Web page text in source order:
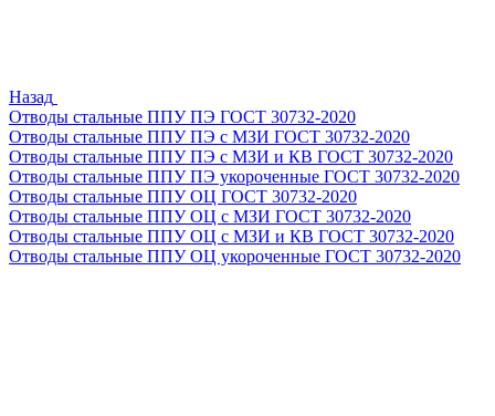
Назад
Отводы стальные ППУ ПЭ ГОСТ 30732-2020
Отводы стальные ППУ ПЭ с МЗИ ГОСТ 30732-2020
Отводы стальные ППУ ПЭ с МЗИ и КВ ГОСТ 30732-2020
Отводы стальные ППУ ПЭ укороченные ГОСТ 30732-2020
Отводы стальные ППУ ОЦ ГОСТ 30732-2020
Отводы стальные ППУ ОЦ с МЗИ ГОСТ 30732-2020
Отводы стальные ППУ ОЦ с МЗИ и КВ ГОСТ 30732-2020
Отводы стальные ППУ ОЦ укороченные ГОСТ 30732-2020